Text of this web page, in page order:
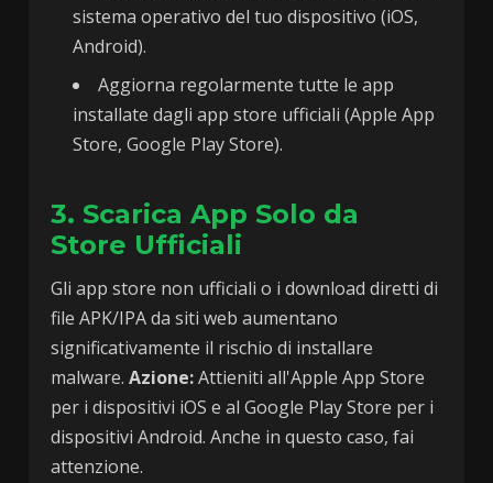
sistema operativo del tuo dispositivo (iOS,
Android).
Aggiorna regolarmente tutte le app
installate dagli app store ufficiali (Apple App
Store, Google Play Store).
3. Scarica App Solo da
Store Ufficiali
Gli app store non ufficiali o i download diretti di
file APK/IPA da siti web aumentano
significativamente il rischio di installare
malware.Azione:Attieniti all'Apple App Store
per i dispositivi iOS e al Google Play Store per i
dispositivi Android. Anche in questo caso, fai
attenzione.